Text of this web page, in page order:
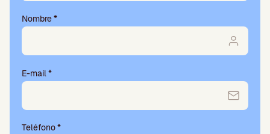
Nombre*
E-mail*
Teléfono*